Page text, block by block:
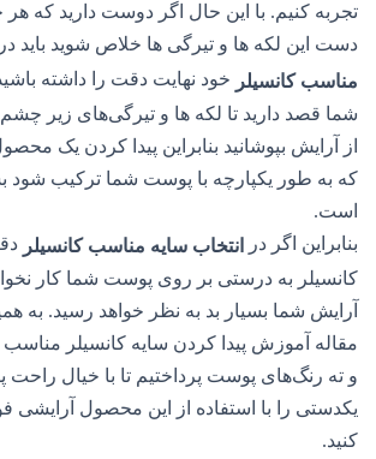
تجربه کنیم. با این حال اگر دوست دارید که هر
دست این لکه ها و تیرگی ها خلاص شوید باید در
مناسب کانسیلرخود نهایت دقت را داشته باشید.
شما قصد دارید تا لکه ها و تیرگی‌های زیر چشم
از آرایش بپوشانید بنابراین پیدا کردن یک
که به طور یکپارچه با پوست شما ترکیب شود
است.
بنابراین اگر درانتخاب سایه مناسب کانسیلردقت
کانسیلر به درستی بر روی پوست شما کار
آرایش شما بسیار بد به نظر خواهد رسید. به
مقاله آموزش پیدا کردن سایه کانسیلر مناسب
و ته رنگ‌های پوست پرداختیم تا با خیال
یکدستی را با استفاده از این محصول آرایشی
کنید.